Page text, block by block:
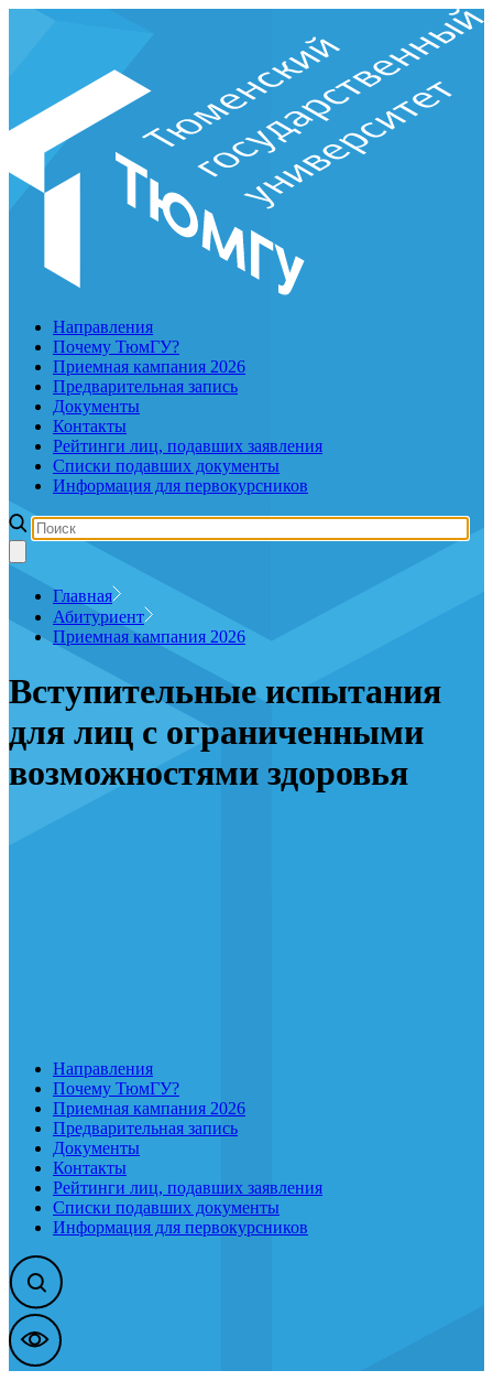
Направления
Почему ТюмГУ?
Приемная кампания 2026
Предварительная запись
Документы
Контакты
Рейтинги лиц, подавших заявления
Списки подавших документы
Информация для первокурсников
Главная
Абитуриент
Приемная кампания 2026
Вступительные испытания
для лиц с ограниченными
возможностями здоровья
Направления
Почему ТюмГУ?
Приемная кампания 2026
Предварительная запись
Документы
Контакты
Рейтинги лиц, подавших заявления
Списки подавших документы
Информация для первокурсников